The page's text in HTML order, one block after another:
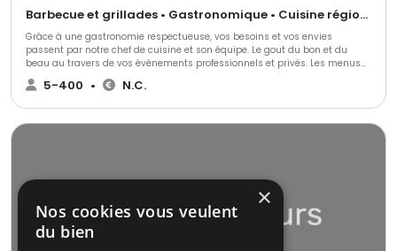
Barbecue et grillades • Gastronomique • Cuisine régionale
Grâce à une gastronomie respectueuse, vos besoins et vos envies
passent par notre chef de cuisine et son équipe. Le gout du bon et du
beau au travers de vos évènements professionnels et privés. Les menus
sont élaborés et livrés sur mesure 7/7 dans les villas, sur les bateaux ou
sur votre lieu de travail.
5-400 • N.C.
×
Nos cookies vous veulent
du bien